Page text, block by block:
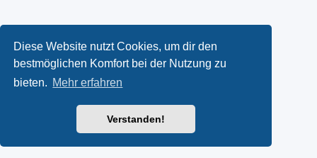
Diese Website nutzt Cookies, um dir den
bestmöglichen Komfort bei der Nutzung zu
bieten. Mehr erfahren
Verstanden!